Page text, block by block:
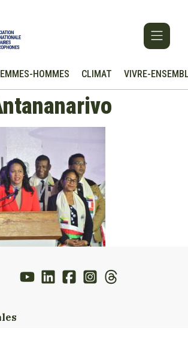
HOMMES CLIMAT VIVRE-